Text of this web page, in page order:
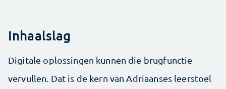
Inhaalslag
Digitale oplossingen kunnen die brugfunctie
vervullen. Dat is de kern van Adriaanses leerstoel